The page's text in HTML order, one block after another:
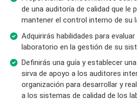
de una auditoría de calidad que le
mantener el control interno de su
Adquirirás habilidades para
laboratorio en la gestión de su
Definirás una guía y establecer
sirva de apoyo a los auditores
organización para desarrollar y
a los sistemas de calidad de los